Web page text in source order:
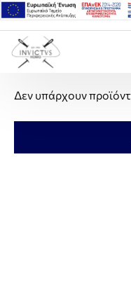
Δεν υπάρχουν